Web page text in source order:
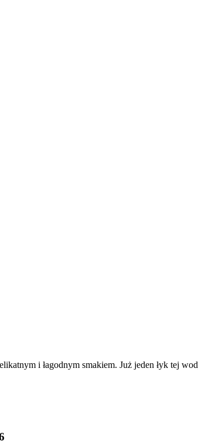
i łagodnym smakiem. Już jeden łyk tej